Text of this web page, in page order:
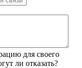
для своего
ли отказать?